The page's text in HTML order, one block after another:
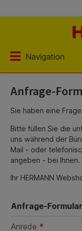
Navigation
Anfrage-
Sie haben eine
Bitte füllen Sie die
uns während der
Mail - oder
angeben - bei Ihnen.
Ihr HERMANN
Anfrage-Formular
Anrede *